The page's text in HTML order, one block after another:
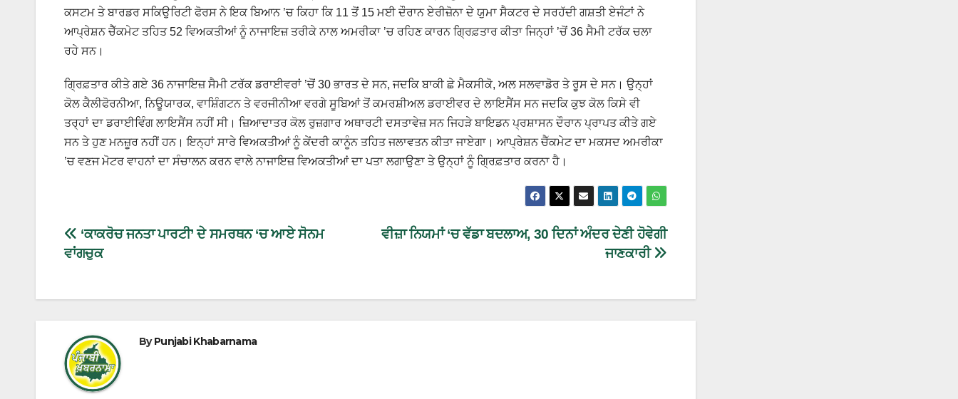
ਕਸਟਮ ਤੇ ਬਾਰਡਰ ਸਕਿਉਰਿਟੀ ਫੋਰਸ ਨੇ ਇਕ ਬਿਆਨ ’ਚ ਕਿਹਾ ਕਿ 11 ਤੋਂ 15 ਮਈ ਦੌਰਾਨ ਏਰੀਜ਼ੋਨਾ ਦੇ ਯੁਮਾ ਸੈਕਟਰ ਦੇ ਸਰਹੱਦੀ ਗਸ਼ਤੀ ਏਜੰਟਾਂ ਨੇ
ਆਪ੍ਰੇਸ਼ਨ ਚੈੱਕਮੇਟ ਤਹਿਤ 52 ਵਿਅਕਤੀਆਂ ਨੂੰ ਨਾਜਾਇਜ਼ ਤਰੀਕੇ ਨਾਲ ਅਮਰੀਕਾ ’ਚ ਰਹਿਣ ਕਾਰਨ ਗ੍ਰਿਫ਼ਤਾਰ ਕੀਤਾ ਜਿਨ੍ਹਾਂ ’ਚੋਂ 36 ਸੈਮੀ ਟਰੱਕ ਚਲਾ
ਰਹੇ ਸਨ।
ਗ੍ਰਿਫ਼ਤਾਰ ਕੀਤੇ ਗਏ 36 ਨਾਜਾਇਜ਼ ਸੈਮੀ ਟਰੱਕ ਡਰਾਈਵਰਾਂ ’ਚੋਂ 30 ਭਾਰਤ ਦੇ ਸਨ, ਜਦਕਿ ਬਾਕੀ ਛੇ ਮੈਕਸੀਕੋ, ਅਲ ਸਲਵਾਡੋਰ ਤੇ ਰੂਸ ਦੇ ਸਨ। ਉਨ੍ਹਾਂ
ਕੋਲ ਕੈਲੀਫੋਰਨੀਆ, ਨਿਊਯਾਰਕ, ਵਾਸ਼ਿੰਗਟਨ ਤੇ ਵਰਜੀਨੀਆ ਵਰਗੇ ਸੂਬਿਆਂ ਤੋਂ ਕਮਰਸ਼ੀਅਲ ਡਰਾਈਵਰ ਦੇ ਲਾਇਸੈਂਸ ਸਨ ਜਦਕਿ ਕੁਝ ਕੋਲ ਕਿਸੇ ਵੀ
ਤਰ੍ਹਾਂ ਦਾ ਡਰਾਈਵਿੰਗ ਲਾਇਸੈਂਸ ਨਹੀਂ ਸੀ। ਜ਼ਿਆਦਾਤਰ ਕੋਲ ਰੁਜ਼ਗਾਰ ਅਥਾਰਟੀ ਦਸਤਾਵੇਜ਼ ਸਨ ਜਿਹੜੇ ਬਾਇਡਨ ਪ੍ਰਸ਼ਾਸਨ ਦੌਰਾਨ ਪ੍ਰਾਪਤ ਕੀਤੇ ਗਏ
ਸਨ ਤੇ ਹੁਣ ਮਨਜ਼ੂਰ ਨਹੀਂ ਹਨ। ਇਨ੍ਹਾਂ ਸਾਰੇ ਵਿਅਕਤੀਆਂ ਨੂੰ ਕੇਂਦਰੀ ਕਾਨੂੰਨ ਤਹਿਤ ਜਲਾਵਤਨ ਕੀਤਾ ਜਾਏਗਾ। ਆਪ੍ਰੇਸ਼ਨ ਚੈੱਕਮੇਟ ਦਾ ਮਕਸਦ ਅਮਰੀਕਾ
’ਚ ਵਣਜ ਮੋਟਰ ਵਾਹਨਾਂ ਦਾ ਸੰਚਾਲਨ ਕਰਨ ਵਾਲੇ ਨਾਜਾਇਜ਼ ਵਿਅਕਤੀਆਂ ਦਾ ਪਤਾ ਲਗਾਉਣਾ ਤੇ ਉਨ੍ਹਾਂ ਨੂੰ ਗ੍ਰਿਫ਼ਤਾਰ ਕਰਨਾ ਹੈ।
ਵੀਜ਼ਾ ਨਿਯਮਾਂ ‘ਚ ਵੱਡਾ ਬਦਲਾਅ, 30 ਦਿਨਾਂ ਅੰਦਰ ਦੇਣੀ ਹੋਵੇਗੀ
ਜਾਣਕਾਰੀ
‘ਕਾਕਰੋਚ ਜਨਤਾ ਪਾਰਟੀ’ ਦੇ ਸਮਰਥਨ ‘ਚ ਆਏ ਸੋਨਮ
ਵਾਂਗਚੁਕ
ByPunjabi Khabarnama